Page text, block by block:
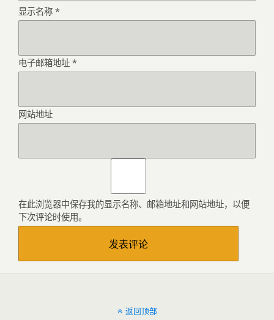
显示名称 *
电子邮箱地址 *
网站地址
在此浏览器中保存我的显示名称、邮箱地址和网站地址，以便
下次评论时使用。
返回顶部